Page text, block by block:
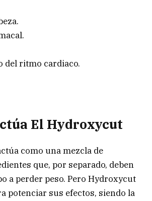
del ritmo cardiaco.
El Hydroxycut
como una mezcla de
que, por separado, deben
a perder peso. Pero Hydroxycut
potenciar sus efectos, siendo la